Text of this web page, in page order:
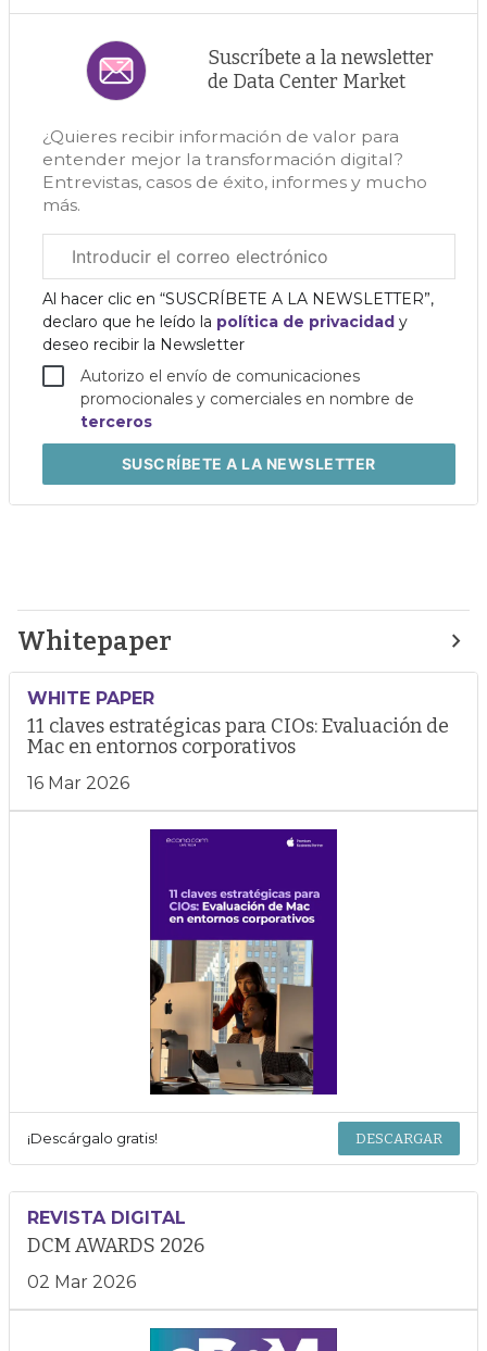
Suscríbete a la newsletter
de Data Center Market
¿Quieres recibir información de valor para
entender mejor la transformación digital?
Entrevistas, casos de éxito, informes y mucho
más.
electrónico
corporativo
Al hacer clic en “SUSCRÍBETE A LA NEWSLETTER”,
declaro que he leído la política de privacidad y
deseo recibir la Newsletter
Autorizo el envío de comunicaciones
promocionales y comerciales en nombre de
terceros
SUSCRÍBETEA LA NEWSLETTER
Whitepaper
WHITE PAPER
11 claves estratégicas para CIOs: Evaluación de
Mac en entornos corporativos
16 Mar 2026
¡Descárgalo gratis! DESCARGAR
REVISTA DIGITAL
DCM AWARDS 2026
02 Mar 2026